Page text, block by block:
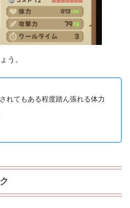
う。
れてもある程度踏ん張れる体力